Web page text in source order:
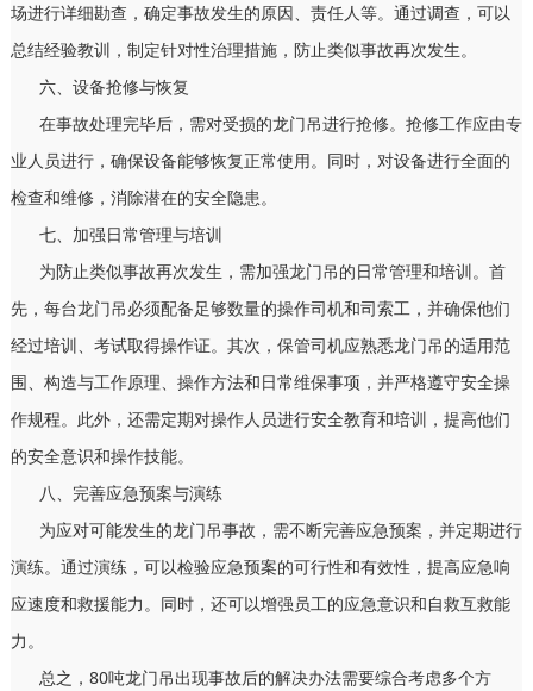
场进行详细勘查，确定事故发生的原因、责任人等。通过调查，可以
总结经验教训，制定针对性治理措施，防止类似事故再次发生。
六、设备抢修与恢复
在事故处理完毕后，需对受损的龙门吊进行抢修。抢修工作应由专
业人员进行，确保设备能够恢复正常使用。同时，对设备进行全面的
检查和维修，消除潜在的安全隐患。
七、加强日常管理与培训
为防止类似事故再次发生，需加强龙门吊的日常管理和培训。首
先，每台龙门吊必须配备足够数量的操作司机和司索工，并确保他们
经过培训、考试取得操作证。其次，保管司机应熟悉龙门吊的适用范
围、构造与工作原理、操作方法和日常维保事项，并严格遵守安全操
作规程。此外，还需定期对操作人员进行安全教育和培训，提高他们
的安全意识和操作技能。
八、完善应急预案与演练
为应对可能发生的龙门吊事故，需不断完善应急预案，并定期进行
演练。通过演练，可以检验应急预案的可行性和有效性，提高应急响
应速度和救援能力。同时，还可以增强员工的应急意识和自救互救能
力。
总之，80吨龙门吊出现事故后的解决办法需要综合考虑多个方